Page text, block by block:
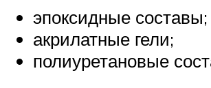
эпоксидные составы;
акрилатные гели;
полиуретановые